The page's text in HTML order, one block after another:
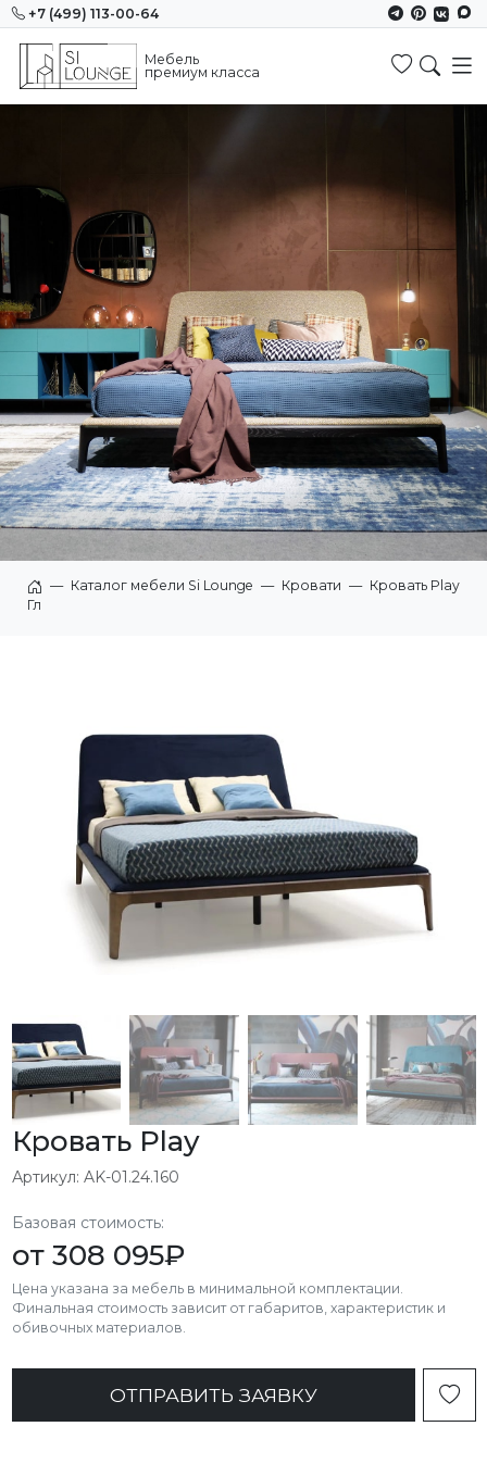
+7 (499) 113-00-64
Мебель
премиум класса
Главная
— Каталог мебели Si Lounge — Кровати — Кровать Play
Кровать Play
Артикул: AK-01.24.160
Базовая стоимость:
от 308 095₽
Цена указана за мебель в минимальной комплектации.
Финальная стоимость зависит от габаритов, характеристик и
обивочных материалов.
ОТПРАВИТЬ ЗАЯВКУ